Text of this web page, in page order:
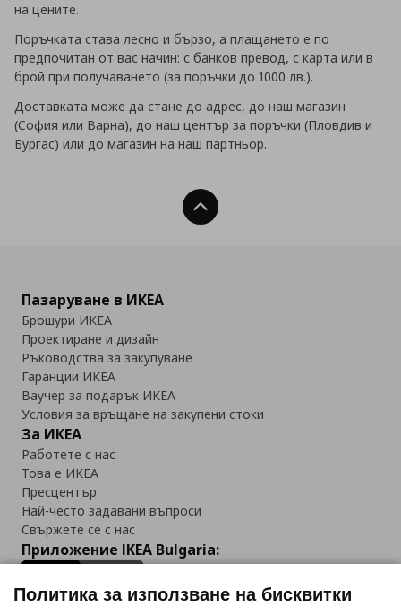
на цените.
Поръчката става лесно и бързо, а плащането е по
предпочитан от вас начин: с банков превод, с карта или в
брой при получаването (за поръчки до 1000 лв.).
Доставката може да стане до адрес, до наш магазин
(София или Варна), до наш център за поръчки (Пловдив и
Бургас) или до магазин на наш партньор.
Нагоре
Пазаруване в ИКЕА
Брошури ИКЕА
Проектиране и дизайн
Ръководства за закупуване
Гаранции ИКЕА
Ваучер за подарък ИКЕА
Условия за връщане на закупени стоки
За ИКЕА
Работете с нас
Това е ИКЕА
Пресцентър
Най-често задавани въпроси
Свържете се с нас
Приложение IKEA Bulgaria:
Политика за използване на бисквитки